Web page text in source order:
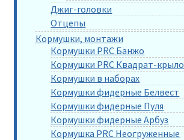
Джиг-головки
Отцепы
Кормушки, монтажи
Кормушки PRC Банжо
Кормушки PRC Квадрат-крыло
Кормушки в наборах
Кормушки фидерные Белвест
Кормушки фидерные Пуля
Кормушки фидерные Арбуз
Кормушка PRC Неогруженные